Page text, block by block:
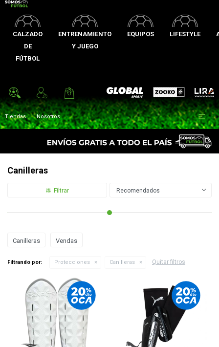
CALZADO
DE
FÚTBOL
ENTRENAMIENTO
Y JUEGO
EQUIPOS LIFESTYLE
Global Sports Zooko Lira
Tiendas Nosotros 
Canilleras
Recomendados
Canilleras Vendas
Filtrando por: Protecciones Canilleras Quitar filtros